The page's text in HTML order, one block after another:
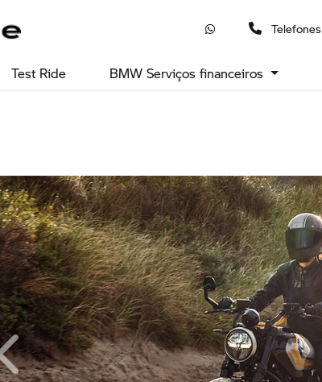
Telefones
Test Ride BMW Serviços financeiros
Anterior